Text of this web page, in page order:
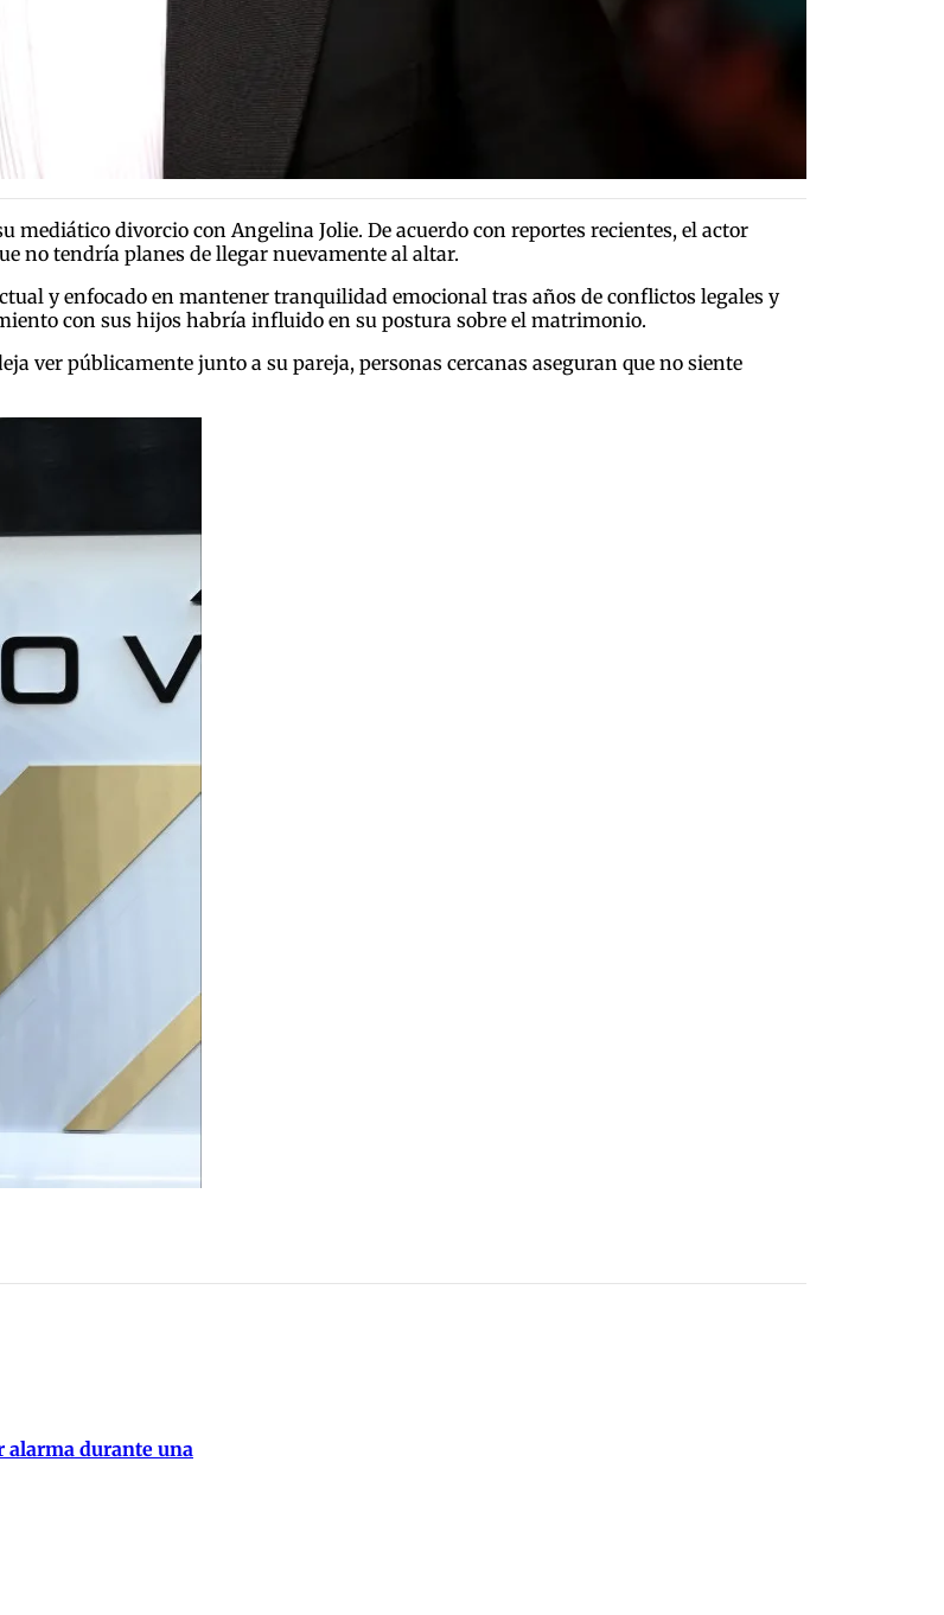
mediático divorcio con Angelina Jolie. De acuerdo con reportes recientes, el actor
no tendría planes de llegar nuevamente al altar.
y enfocado en mantener tranquilidad emocional tras años de conflictos legales y
con sus hijos habría influido en su postura sobre el matrimonio.
ver públicamente junto a su pareja, personas cercanas aseguran que no siente
alarma durante una